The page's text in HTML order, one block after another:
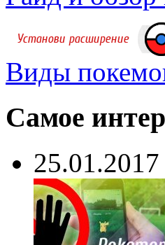
Виды
Самое
25.01.2017